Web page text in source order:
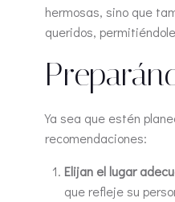
hermosas, sino que
queridos,
Ya sea que estén
recomendaciones:
Elijan el lugar
que refleje su